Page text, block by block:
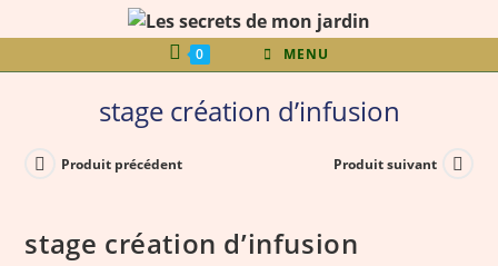
0 MENU
stage création d’infusion
Produit précédent Produit suivant
stage création d’infusion